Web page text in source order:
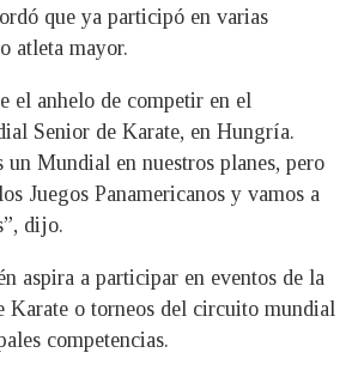
que ya participó en varias
atleta mayor.
el anhelo de competir en el
Senior de Karate, en Hungría.
un Mundial en nuestros planes, pero
Juegos Panamericanos y vamos a
dijo.
aspira a participar en eventos de la
Karate o torneos del circuito mundial
competencias.